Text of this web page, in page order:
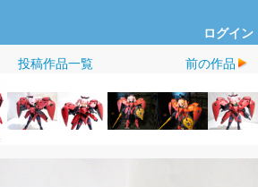
ログイン
投稿作品一覧 前の作品